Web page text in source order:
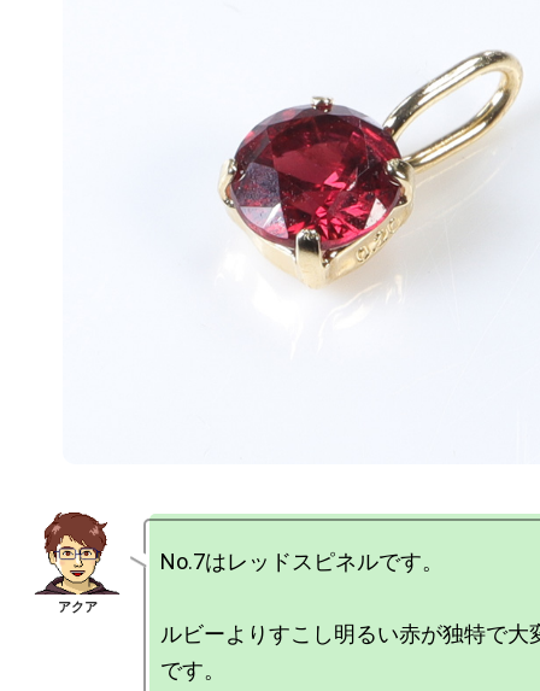
No.7はレッドスピネルです。
ルビーよりすこし明るい赤が独特で大
です。